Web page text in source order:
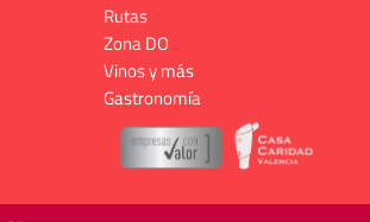
Rutas
Zona DO
Vinos y más
Gastronomía